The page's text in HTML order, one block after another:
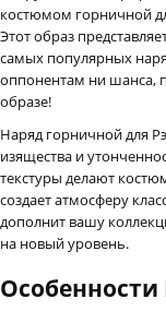
костюмом горничной
Этот образ
самых популярных
оппонентам ни шанса,
образе!
Наряд горничной для
изящества и
текстуры делают
создает атмосферу
дополнит вашу
на новый уровень.